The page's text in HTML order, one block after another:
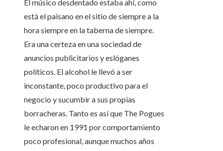
El músico desdentado estaba ahí, como
está el paisano en el sitio de siempre a la
hora siempre en la taberna de siempre.
Era una certeza en una sociedad de
anuncios publicitarios y eslóganes
políticos. El alcohol le llevó a ser
inconstante, poco productivo para el
negocio y sucumbir a sus propias
borracheras. Tanto es así que The Pogues
le echaron en 1991 por comportamiento
poco profesional, aunque muchos años